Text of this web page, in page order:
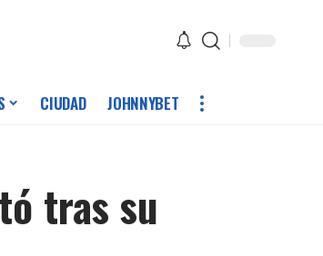
CIUDAD JOHNNYBET
tras su